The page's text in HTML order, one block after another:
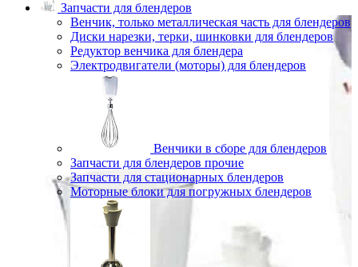
Запчасти для блендеров
Венчик, только металлическая часть для блендеров
Диски нарезки, терки, шинковки для блендеров
Редуктор венчика для блендера
Электродвигатели (моторы) для блендеров
Венчики в сборе для блендеров
Запчасти для блендеров прочие
Запчасти для стационарных блендеров
Моторные блоки для погружных блендеров